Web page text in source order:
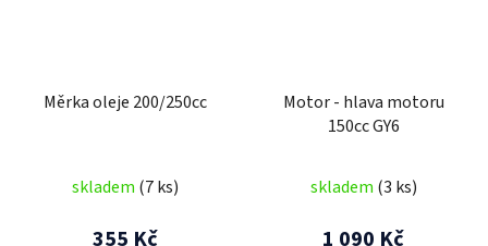
Měrka oleje 200/250cc
skladem (7 ks)
Motor - hlava motoru
150cc GY6
skladem (3 ks)